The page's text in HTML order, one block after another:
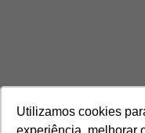
Utilizamos cookies